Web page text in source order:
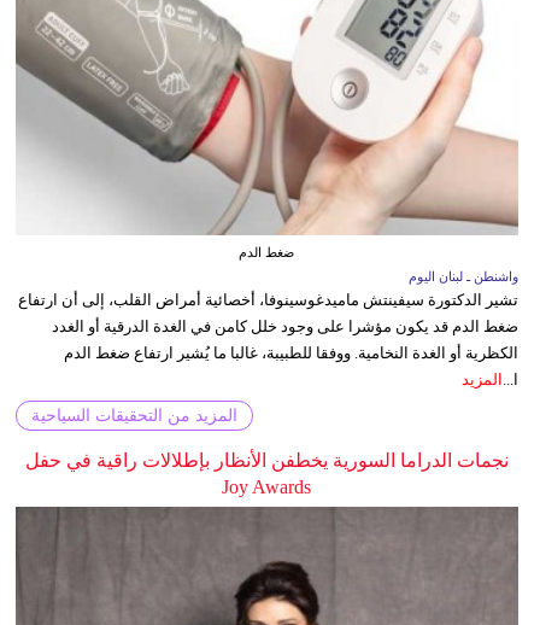
ضغط الدم
واشنطن ـ لبنان اليوم
تشير الدكتورة سيفينتش ماميدغوسينوفا، أخصائية أمراض القلب، إلى أن ارتفاع
ضغط الدم قد يكون مؤشرا على وجود خلل كامن في الغدة الدرقية أو الغدد
الكظرية أو الغدة النخامية. ووفقا للطبيبة، غالبا ما يُشير ارتفاع ضغط الدم
ا... المزيد
المزيد من التحقيقات السياحية
نجمات الدراما السورية يخطفن الأنظار بإطلالات راقية في حفل
Joy Awards